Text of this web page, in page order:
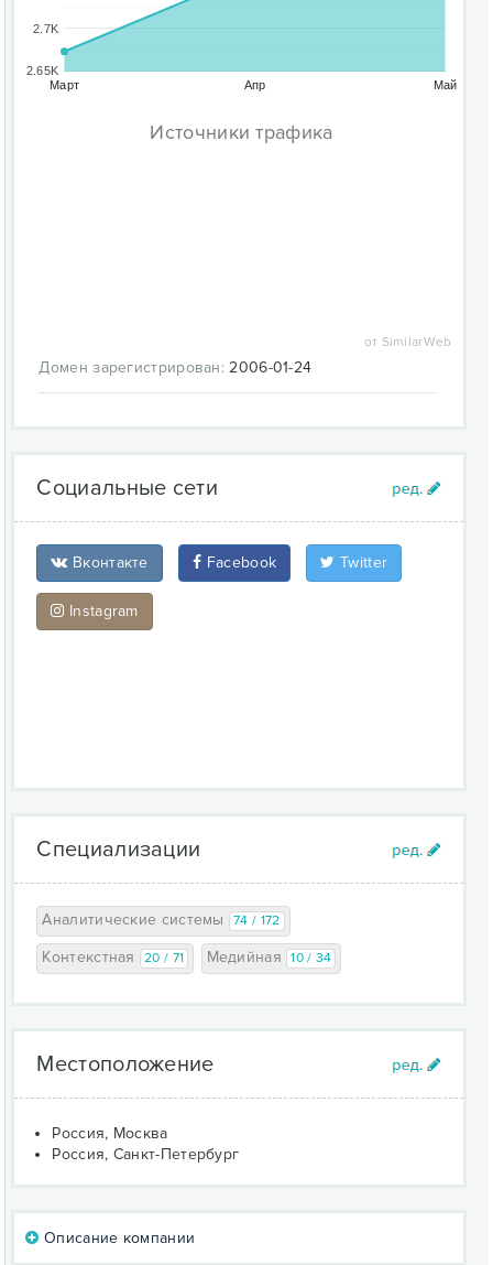
Март Апр Май
2.65K
2.7K
Источники трафика
от SimilarWeb
Домен зарегистрирован: 2006-01-24
Социальные сети
Вконтакте Facebook Twitter
Instagram
Специализации
Аналитические системы 74 / 172
Контекстная 20 / 71 Медийная 10 / 34
Местоположение
Россия, Москва
Россия, Санкт-Петербург
Описание компании